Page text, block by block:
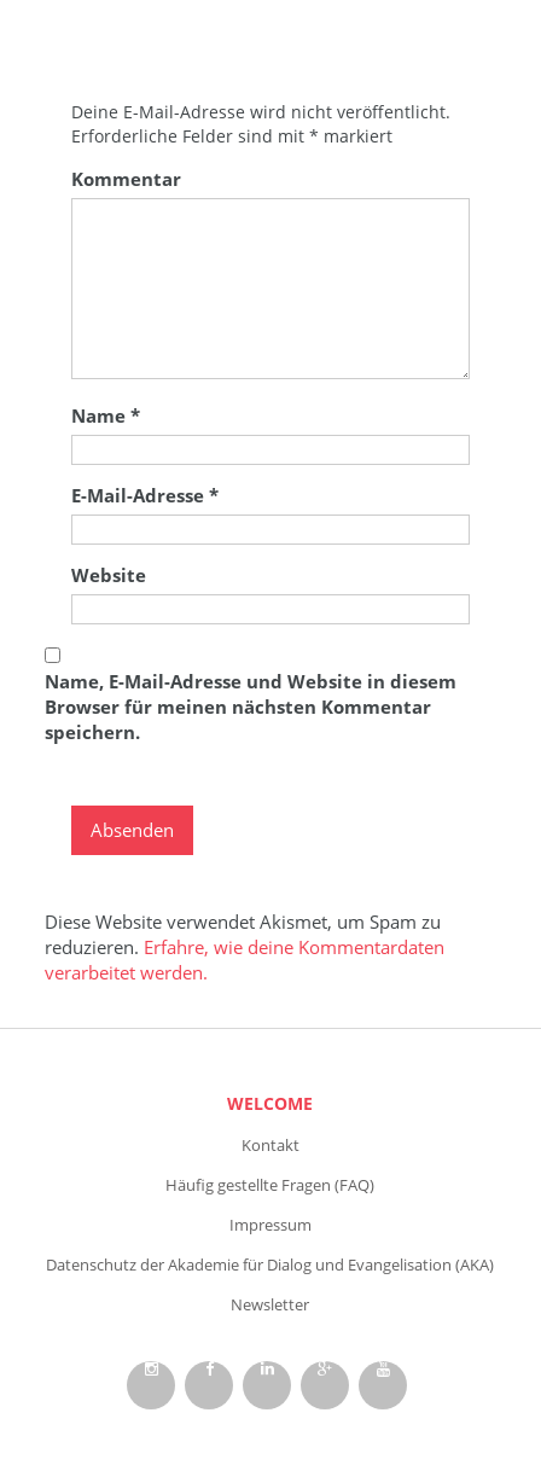
Deine E-Mail-Adresse wird nicht veröffentlicht.
Erforderliche Felder sind mit* markiert
Kommentar
Name*
E-Mail-Adresse*
Website
Name, E-Mail-Adresse und Website in diesem
Browser für meinen nächsten Kommentar
speichern.
Diese Website verwendet Akismet, um Spam zu
reduzieren. Erfahre, wie deine Kommentardaten
verarbeitet werden.
WELCOME
Kontakt
Häufig gestellte Fragen (FAQ)
Impressum
Datenschutz der Akademie für Dialog und Evangelisation (AKA)
Newsletter